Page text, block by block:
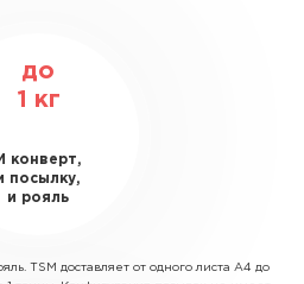
до
1
кг
конверт,
посылку,
и рояль
TSM доставляет от одного листа А4 до